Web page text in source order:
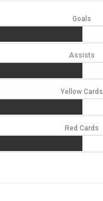
Goals
Assists
Yellow Cards
Red Cards